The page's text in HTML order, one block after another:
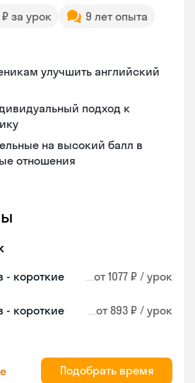
₽ за урок
9 лет опыта
улучшить английский
подход к
на высокий балл в
отношения
- короткие
от 1077 ₽ / урок
- короткие
от 893 ₽ / урок
Подобрать время